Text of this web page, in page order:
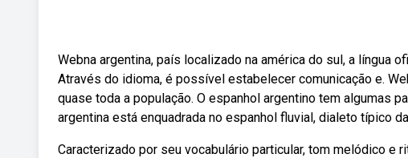
Webna argentina, país localizado na américa do sul, a língua
Através do idioma, é possível estabelecer comunicação e.
quase toda a população. O espanhol argentino tem algumas
argentina está enquadrada no espanhol fluvial, dialeto típico
Caracterizado por seu vocabulário particular, tom melódico e